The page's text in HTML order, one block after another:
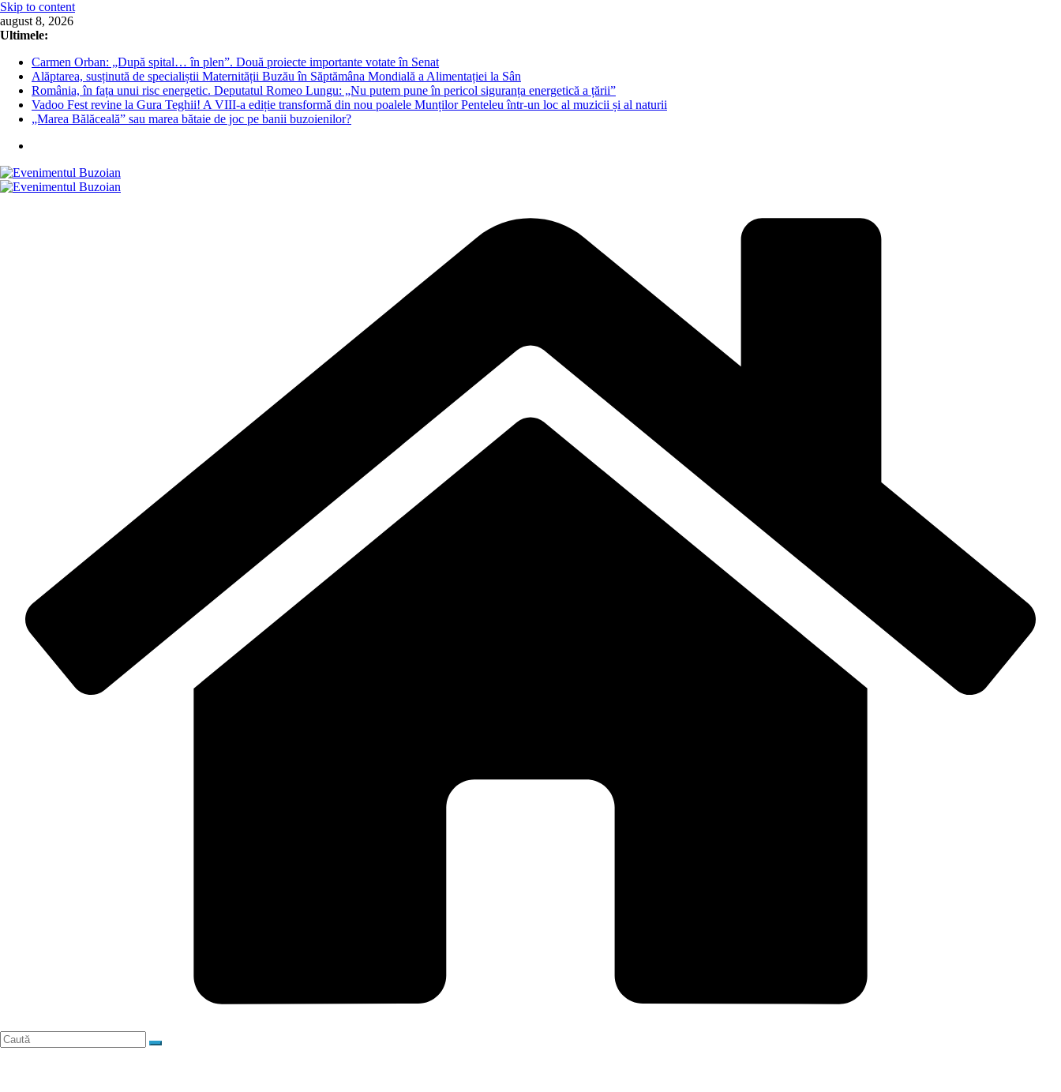
Skip to content
august 8, 2026
Ultimele:
Carmen Orban: „După spital… în plen”. Două proiecte importante votate în Senat
Alăptarea, susținută de specialiștii Maternității Buzău în Săptămâna Mondială a Alimentației la Sân
România, în fața unui risc energetic. Deputatul Romeo Lungu: „Nu putem pune în pericol siguranța energetică a țării”
Vadoo Fest revine la Gura Teghii! A VIII-a ediție transformă din nou poalele Munților Penteleu într-un loc al muzicii și al naturii
„Marea Bălăceală” sau marea bătaie de joc pe banii buzoienilor?